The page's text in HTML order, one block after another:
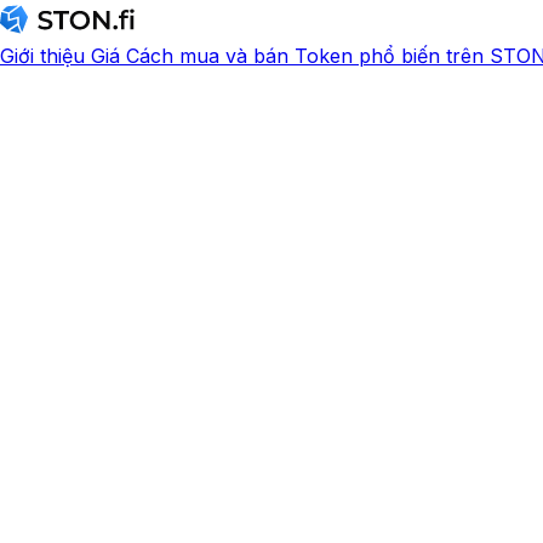
Giới thiệu Giá Cách mua và bán Token phổ biến trên